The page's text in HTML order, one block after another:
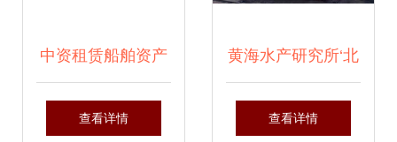
中资租赁船舶资产
规模近5000亿 迈
查看详情
黄海水产研究所‘北
斗’号调查船进厂开
查看详情